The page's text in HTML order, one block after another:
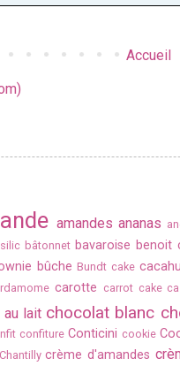
Accueil
amandes ananas
bâtonnet bavaroise benoit
bûche Bundt cake
carotte carrot cake
au lait chocolat blanc
confiture Conticini cookie
crème d'amandes